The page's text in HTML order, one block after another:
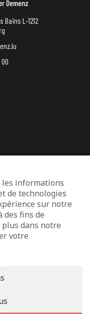
Demenz
Bains L-1212
informations
de technologies
sur notre
fins de
dans notre
votre